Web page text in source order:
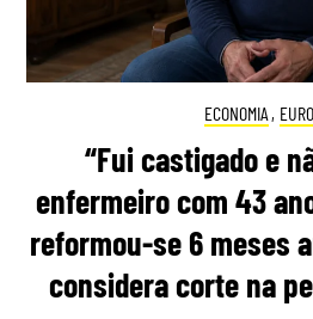
ECONOMIA ,
“Fui castigado e
enfermeiro com 43
reformou-se 6 meses
considera corte na